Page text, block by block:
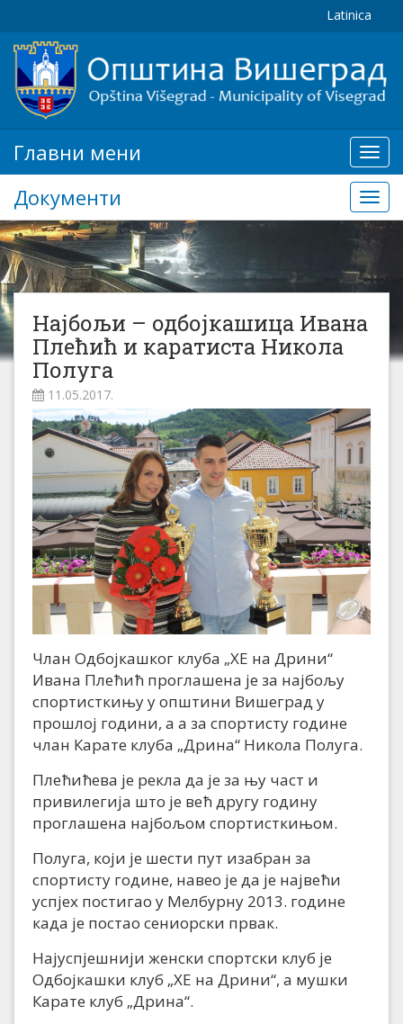
Latinica
мени
Главни мени
Документи
Најбољи – одбојкашица Ивана
Плећић и каратиста Никола
Полуга
11.05.2017.
Члан Одбојкашког клуба „ХЕ на Дрини“
Ивана Плећић проглашена је за најбољу
спортисткињу у општини Вишеград у
прошлој години, а а за спортисту године
члан Карате клуба „Дрина“ Никола Полуга.
Плећићева је рекла да је за њу част и
привилегија што је већ другу годину
проглашена најбољом спортисткињом.
Полуга, који је шести пут изабран за
спортисту године, навео је да је највећи
успјех постигао у Мелбурну 2013. године
када је постао сениорски првак.
Најуспјешнији женски спортски клуб је
Одбојкашки клуб „ХЕ на Дрини“, а мушки
Карате клуб „Дрина“.